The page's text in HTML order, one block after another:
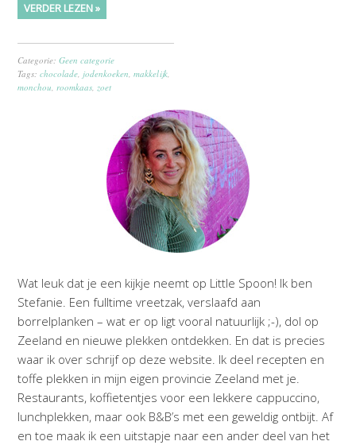
VERDER LEZEN »
Categorie:Geen categorie
Tags:chocolade,jodenkoeken,makkelijk,
monchou,roomkaas,zoet
Wat leuk dat je een kijkje neemt op Little Spoon! Ik ben
Stefanie. Een fulltime vreetzak, verslaafd aan
borrelplanken – wat er op ligt vooral natuurlijk ;-), dol op
Zeeland en nieuwe plekken ontdekken. En dat is precies
waar ik over schrijf op deze website. Ik deel recepten en
toffe plekken in mijn eigen provincie Zeeland met je.
Restaurants, koffietentjes voor een lekkere cappuccino,
lunchplekken, maar ook B&B’s met een geweldig ontbijt. Af
en toe maak ik een uitstapje naar een ander deel van het